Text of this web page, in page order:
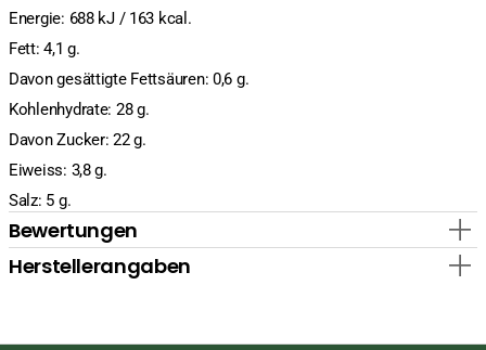
Energie: 688 kJ / 163 kcal.
Fett: 4,1 g.
Davon gesättigte Fettsäuren: 0,6 g.
Kohlenhydrate: 28 g.
Davon Zucker: 22 g.
Eiweiss: 3,8 g.
Salz: 5 g.
Bewertungen
Herstellerangaben